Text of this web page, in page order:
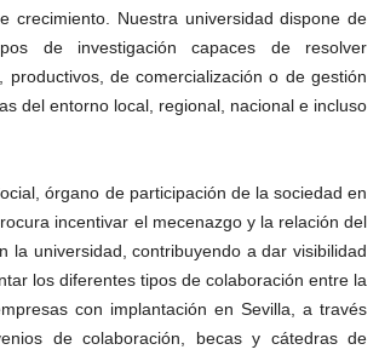
crecimiento. Nuestra universidad dispone de
de investigación capaces de resolver
productivos, de comercialización o de gestión
del entorno local, regional, nacional e incluso
órgano de participación de la sociedad en
incentivar el mecenazgo y la relación del
la universidad, contribuyendo a dar visibilidad
los diferentes tipos de colaboración entre la
con implantación en Sevilla, a través
de colaboración, becas y cátedras de